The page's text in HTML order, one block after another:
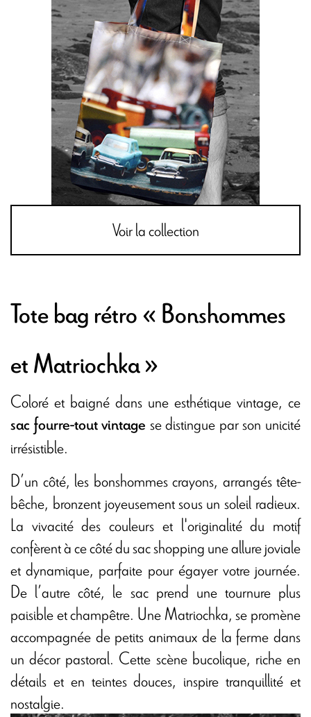
Voir la collection
Tote bag rétro « Bonshommes
et Matriochka »
Coloré et baigné dans une esthétique vintage, ce
sac fourre-tout vintage se distingue par son unicité
irrésistible.
D’un côté, les bonshommes crayons, arrangés tête-
bêche, bronzent joyeusement sous un soleil radieux.
La vivacité des couleurs et l'originalité du motif
confèrent à ce côté du sac shopping une allure joviale
et dynamique, parfaite pour égayer votre journée.
De l’autre côté, le sac prend une tournure plus
paisible et champêtre. Une Matriochka, se promène
accompagnée de petits animaux de la ferme dans
un décor pastoral. Cette scène bucolique, riche en
détails et en teintes douces, inspire tranquillité et
nostalgie.